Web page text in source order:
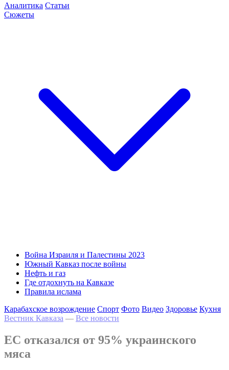
Аналитика Статьи
Сюжеты
Война Израиля и Палестины 2023
Южный Кавказ после войны
Нефть и газ
Где отдохнуть на Кавказе
Правила ислама
Карабахское возрождение Спорт Фото Видео Здоровье Кухня
Вестник Кавказа — Все новости
ЕС отказался от 95% украинского
мяса